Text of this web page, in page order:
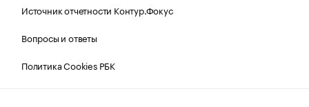
Источник отчетности Контур.Фокус
Вопросы и ответы
Политика Cookies РБК